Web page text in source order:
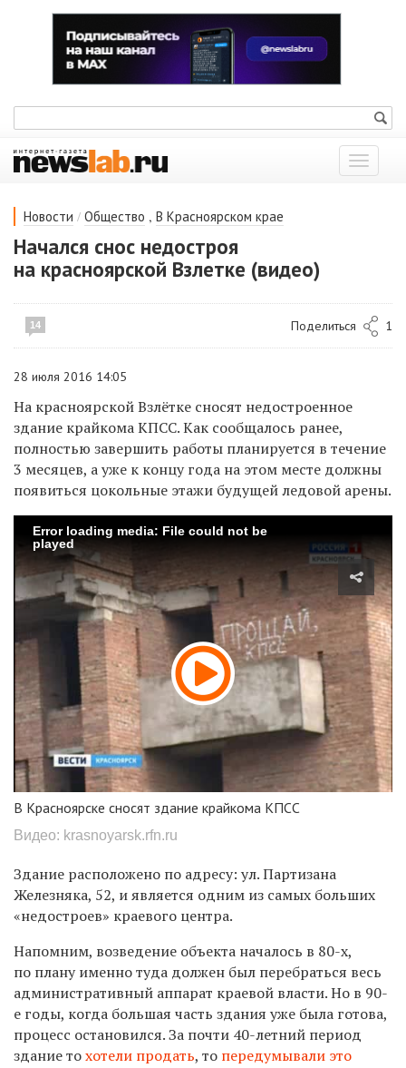
Показать
меню
Новости / Общество , В Красноярском крае
Начался снос недостроя
на красноярской Взлетке (видео)
14 Поделиться 1
28 июля 2016 14:05
На красноярской Взлётке сносят недостроенное
здание крайкома КПСС. Как сообщалось ранее,
полностью завершить работы планируется в течение
3 месяцев, а уже к концу года на этом месте должны
появиться цокольные этажи будущей ледовой арены.
Error loading media: File could not be
played
В Красноярске сносят здание крайкома КПСС
Видео: krasnoyarsk.rfn.ru
Здание расположено по адресу: ул. Партизана
Железняка, 52, и является одним из самых больших
«недостроев» краевого центра.
Напомним, возведение объекта началось в 80-х,
по плану именно туда должен был перебраться весь
административный аппарат краевой власти. Но в 90-
е годы, когда большая часть здания уже была готова,
процесс остановился. За почти 40-летний период
здание тохотели продать, то передумывали это